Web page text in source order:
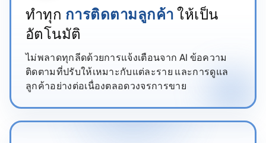
ทำทุก การติดตามลูกค้าให้เป็น
อัตโนมัติ
ไม่พลาดทุกลีดด้วยการแจ้งเตือนจาก AI ข้อความ
ติดตามที่ปรับให้เหมาะกับแต่ละราย และการดูแล
ลูกค้าอย่างต่อเนื่องตลอดวงจรการขาย